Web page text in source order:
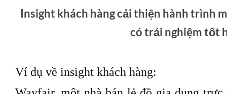
Insight khách hàng cải thiện hành trình
có trải nghiệm tốt
Ví dụ về insight khách hàng: